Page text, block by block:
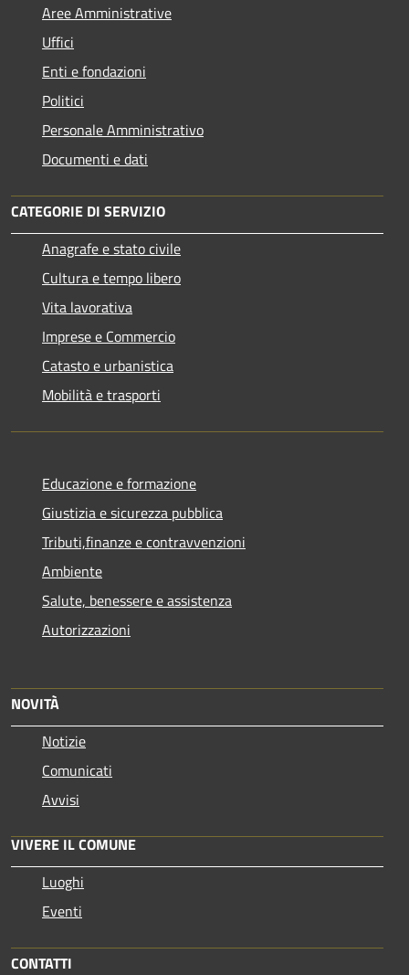
Aree Amministrative
Uffici
Enti e fondazioni
Politici
Personale Amministrativo
Documenti e dati
CATEGORIE DI SERVIZIO
Anagrafe e stato civile
Cultura e tempo libero
Vita lavorativa
Imprese e Commercio
Catasto e urbanistica
Mobilità e trasporti
Educazione e formazione
Giustizia e sicurezza pubblica
Tributi,finanze e contravvenzioni
Ambiente
Salute, benessere e assistenza
Autorizzazioni
NOVITÀ
Notizie
Comunicati
Avvisi
VIVERE IL COMUNE
Luoghi
Eventi
CONTATTI